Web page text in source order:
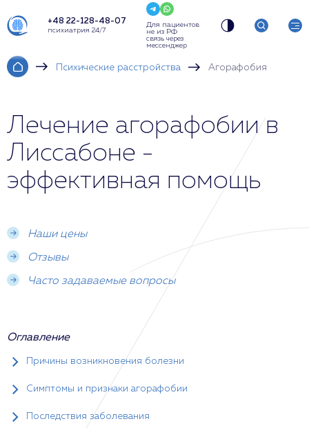
+48 22-128-48-07
психиатрия 24/7
Для пациентов
не из РФ
связь через
мессенджер
Психические расстройства Агорафобия
Лечение агорафобии в
Лиссабоне -
эффективная помощь
Наши цены
Отзывы
Часто задаваемые вопросы
Оглавление
Причины возникновения болезни
Симптомы и признаки агорафобии
Последствия заболевания